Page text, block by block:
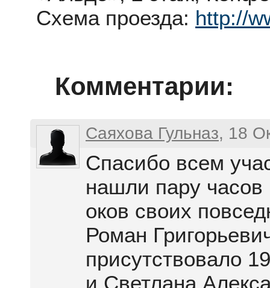
Схема проезда: http://
Комментарии:
Саяхова Гульназ, 18
Спасибо всем
нашли пару часов
оков своих
Роман
присутствовало
и Светлана